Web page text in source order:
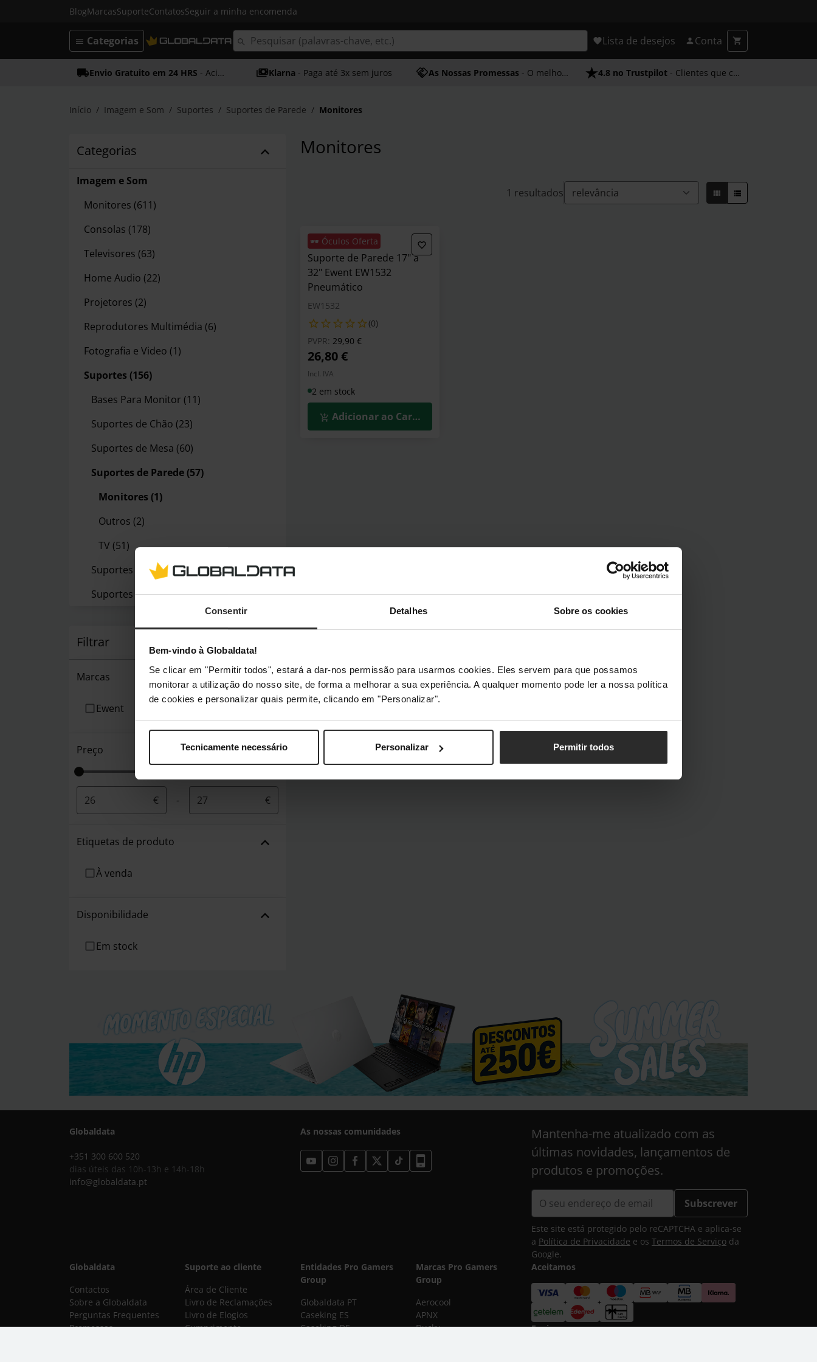
Consentir Detalhes Sobre os cookies
Bem-vindo à Globaldata!
Se clicar em "Permitir todos", estará a dar-nos permissão para usarmos cookies. Eles servem para que possamos
monitorar a utilização do nosso site, de forma a melhorar a sua experiência. A qualquer momento pode ler a nossa política
de cookies e personalizar quais permite, clicando em "Personalizar".
Tecnicamente necessário Personalizar Permitir todos
BlogMarcasSuporteContatosSeguir a minha encomenda
Lista de desejos Conta
Categorias
Envio Gratuito em 24 HRS - Acima dos 50€ Klarna - Paga até 3x sem juros As Nossas Promessas - O melhor atendimento 4.8 no Trustpilot - Clientes que confiam em nós
Início Imagem e Som Suportes Suportes de Parede Monitores
Categorias
Imagem e Som
Monitores (611)
Consolas (178)
Televisores (63)
Home Audio (22)
Projetores (2)
Reprodutores Multimédia (6)
Fotografia e Video (1)
Suportes (156)
Bases Para Monitor (11)
Suportes de Chão (23)
Suportes de Mesa (60)
Suportes de Parede (57)
Monitores (1)
Outros (2)
TV (51)
Suportes de Tecto(4)
Suportes VESA(1)
Filtrar
Marcas
Ewent
Preço
€ - €
Etiquetas de produto
À venda
Disponibilidade
Em stock
Monitores
1 resultados
🕶️ Óculos Oferta
Suporte de Parede 17" a
32" Ewent EW1532
Pneumático
EW1532
(0)
PVPR: Preço reduzido de
29,90 €para
26,80 €
Incl. IVA
2 em stock
Adicionar ao Carrinho
Globaldata
+351 300 600 520
dias úteis das 10h-13h e 14h-18h
info@globaldata.pt
As nossas comunidades
Mantenha-me atualizado com as
últimas novidades, lançamentos de
produtos e promoções.
Subscrever
Este site está protegido pelo reCAPTCHA e aplica-se
a Política de Privacidade e os Termos de Serviço da
Google.
Globaldata
Contactos
Sobre a Globaldata
Perguntas Frequentes
Promessas
Suporte ao cliente
Área de Cliente
Livro de Reclamações
Livro de Elogios
Cumprimento
Entidades Pro Gamers
Group
Globaldata PT
Caseking ES
Caseking DE
Marcas Pro Gamers
Group
Aerocool
APNX
Ducky
Aceitamos
Envio